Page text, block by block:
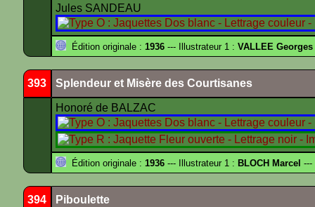
Jules SANDEAU
Édition originale : 1936 --- Illustrateur 1 : VALLEE Georges
393 Splendeur et Misère des Courtisanes
Honoré de BALZAC
Édition originale : 1936 --- Illustrateur 1 : BLOCH Marcel ---
394 Piboulette